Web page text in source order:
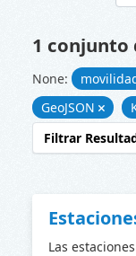
1 conjunto
None:
GeoJSON
Filtrar
Las